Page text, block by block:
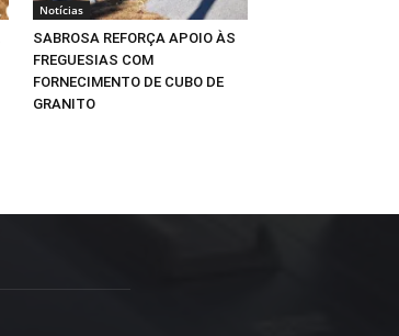
Notícias
SABROSA REFORÇA APOIO ÀS
FREGUESIAS COM
FORNECIMENTO DE CUBO DE
GRANITO